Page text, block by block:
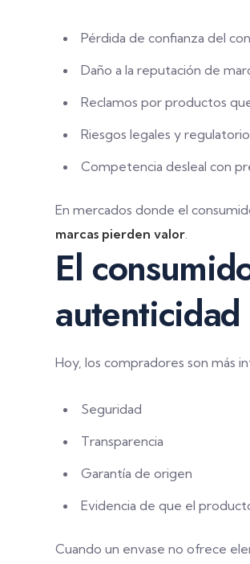
Pérdida de confianza del
Daño a la reputación de
Reclamos por productos
Riesgos legales y
Competencia desleal con
En mercados donde el
marcas pierden valor.
El
autenticidad
Hoy, los compradores son más
Seguridad
Transparencia
Garantía de origen
Evidencia de que el
Cuando un envase no ofrece